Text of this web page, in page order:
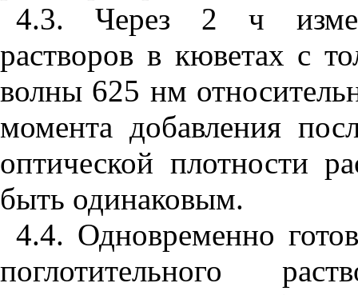
4.3. Через 2 ч
растворов в кюветах с
волны 625 нм
момента добавления
оптической плотности
быть одинаковым.
4.4. Одновременно
поглотительного